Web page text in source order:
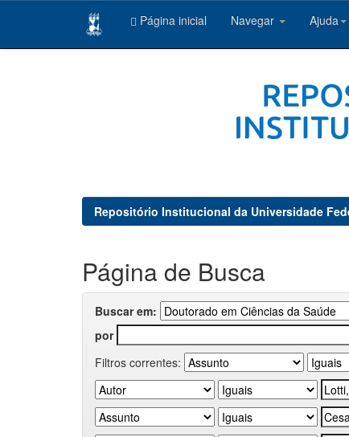
Página inicial Navegar Ajuda
Repositório Institucional da Universidade
Página de Busca
Buscar em:
por
Filtros correntes: